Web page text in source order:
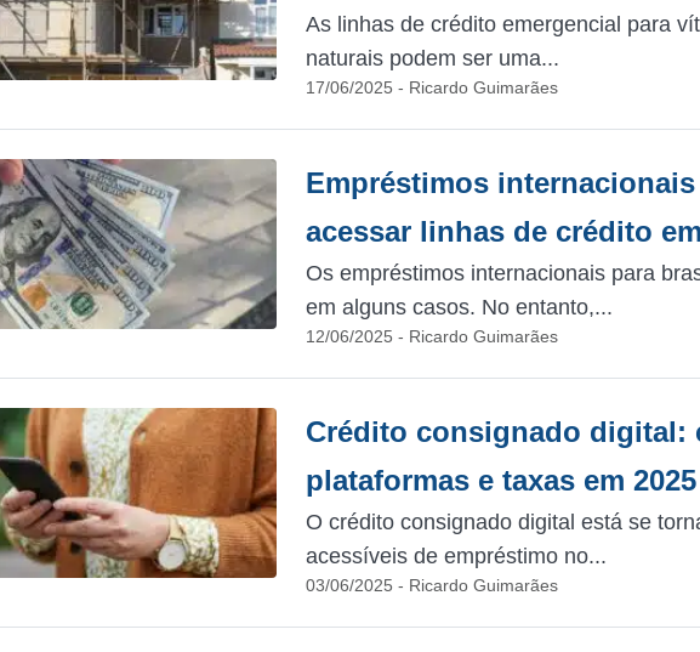
As linhas de crédito emergencial para
naturais podem ser uma...
17/06/2025 - Ricardo Guimarães
Empréstimos
acessar linhas de crédito
Os empréstimos internacionais para
em alguns casos. No entanto,...
12/06/2025 - Ricardo Guimarães
Crédito consignado digital:
plataformas e taxas em 2025
O crédito consignado digital está se
acessíveis de empréstimo no...
03/06/2025 - Ricardo Guimarães